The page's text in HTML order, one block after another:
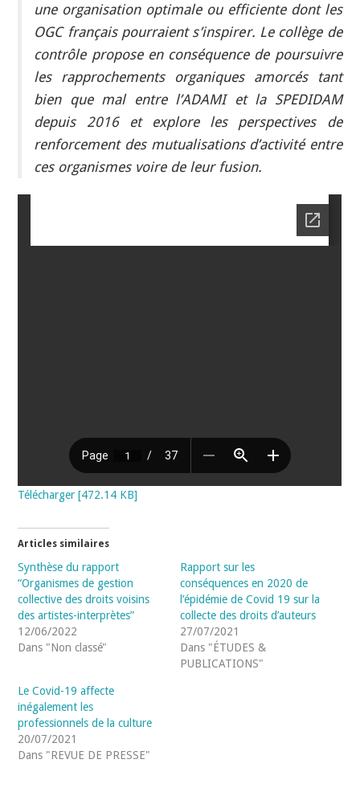
une organisation optimale ou efficiente dont les
OGC français pourraient s’inspirer. Le collège de
contrôle propose en conséquence de poursuivre
les rapprochements organiques amorcés tant
bien que mal entre l’ADAMI et la SPEDIDAM
depuis 2016 et explore les perspectives de
renforcement des mutualisations d’activité entre
ces organismes voire de leur fusion.
Télécharger [472.14 KB]
Articles similaires
Synthèse du rapport
“Organismes de gestion
collective des droits voisins
des artistes-interprètes”
12/06/2022
Dans "Non classé"
Rapport sur les
conséquences en 2020 de
l’épidémie de Covid 19 sur la
collecte des droits d’auteurs
27/07/2021
Dans "ÉTUDES &
PUBLICATIONS"
Le Covid-19 affecte
inégalement les
professionnels de la culture
20/07/2021
Dans "REVUE DE PRESSE"